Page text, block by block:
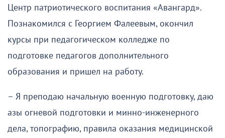
Центр патриотического воспитания «Авангард».
Познакомился с Георгием Фалеевым, окончил
курсы при педагогическом колледже по
подготовке педагогов дополнительного
образования и пришел на работу.
– Я преподаю начальную военную подготовку, даю
азы огневой подготовки и минно-инженерного
дела, топографию, правила оказания медицинской